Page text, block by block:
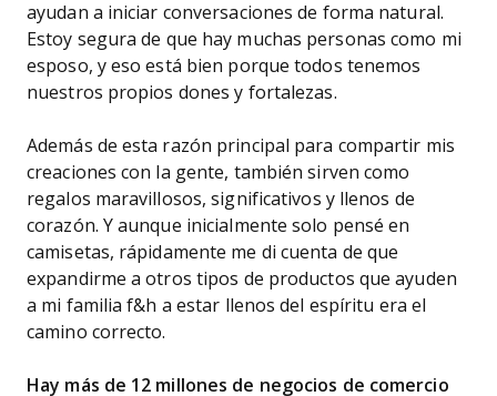
ayudan a iniciar conversaciones de forma natural.
Estoy segura de que hay muchas personas como mi
esposo, y eso está bien porque todos tenemos
nuestros propios dones y fortalezas.
Además de esta razón principal para compartir mis
creaciones con la gente, también sirven como
regalos maravillosos, significativos y llenos de
corazón. Y aunque inicialmente solo pensé en
camisetas, rápidamente me di cuenta de que
expandirme a otros tipos de productos que ayuden
a mi familia f&h a estar llenos del espíritu era el
camino correcto.
Hay más de 12 millones de negocios de comercio